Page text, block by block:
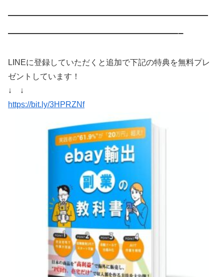
————————————————————
—————————————————–
LINEに登録していただくと追加で下記の特典を無料プレ
ゼントしています！
↓ ↓
https://bit.ly/3HPRZNf